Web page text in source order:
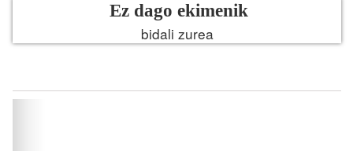
Ez dago ekimenik
bidali zurea